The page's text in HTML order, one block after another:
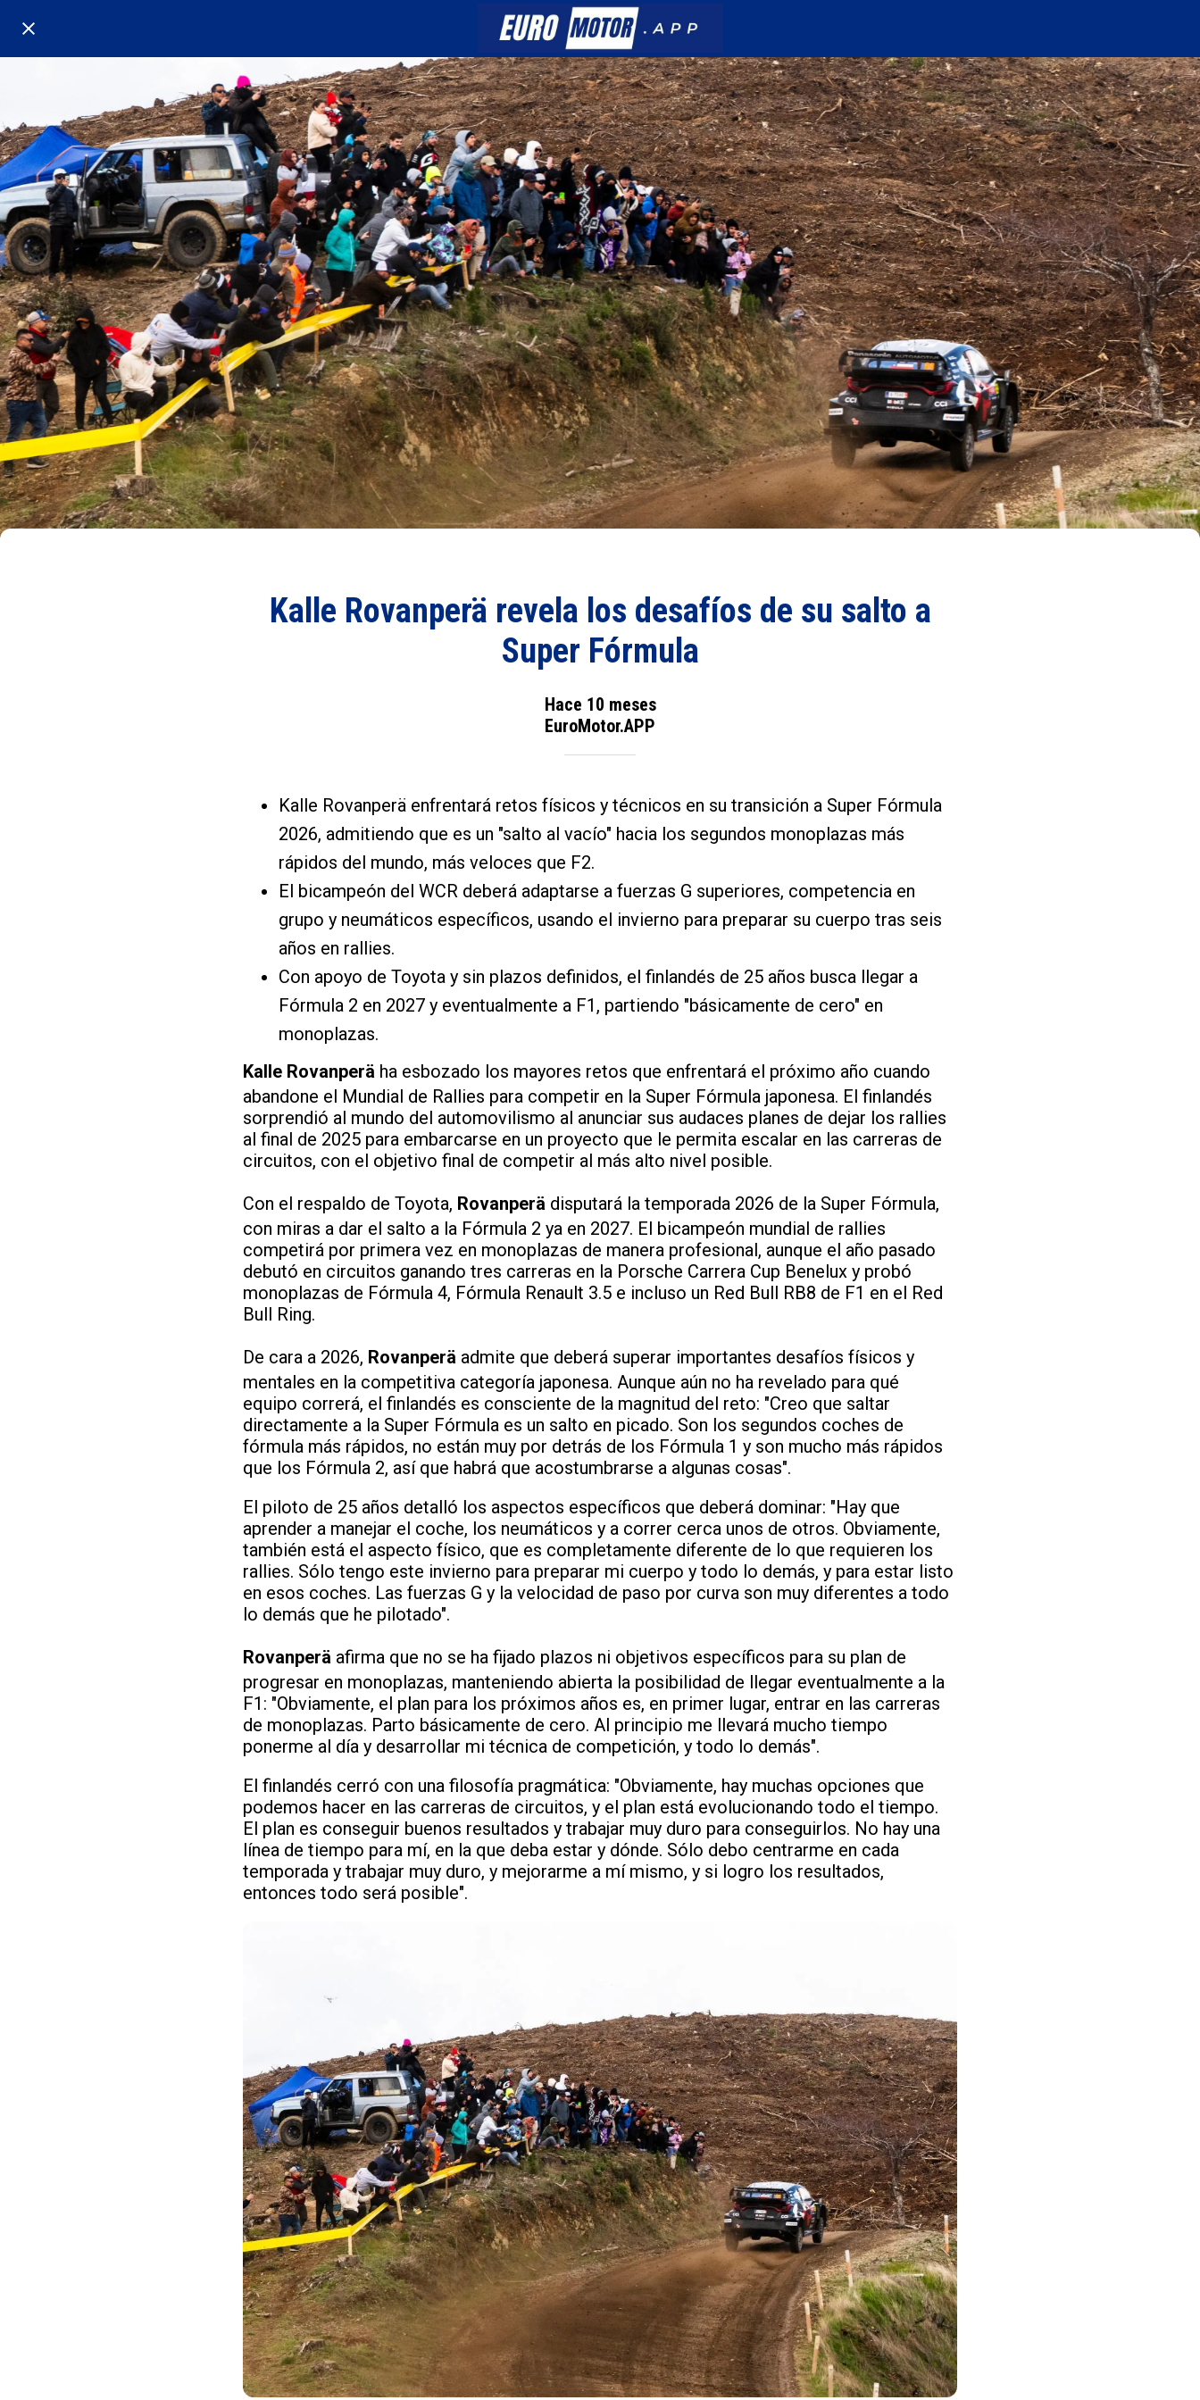
Kalle Rovanperä revela los desafíos de su salto a
Super Fórmula
Hace 10 meses
EuroMotor.APP
Kalle Rovanperä enfrentará retos físicos y técnicos en su transición a Super Fórmula
2026, admitiendo que es un "salto al vacío" hacia los segundos monoplazas más
rápidos del mundo, más veloces que F2.
El bicampeón del WCR deberá adaptarse a fuerzas G superiores, competencia en
grupo y neumáticos específicos, usando el invierno para preparar su cuerpo tras seis
años en rallies.
Con apoyo de Toyota y sin plazos definidos, el finlandés de 25 años busca llegar a
Fórmula 2 en 2027 y eventualmente a F1, partiendo "básicamente de cero" en
monoplazas.
Kalle Rovanperä ha esbozado los mayores retos que enfrentará el próximo año cuando
abandone el Mundial de Rallies para competir en la Super Fórmula japonesa. El finlandés
sorprendió al mundo del automovilismo al anunciar sus audaces planes de dejar los rallies
al final de 2025 para embarcarse en un proyecto que le permita escalar en las carreras de
circuitos, con el objetivo final de competir al más alto nivel posible.
Con el respaldo de Toyota, Rovanperä disputará la temporada 2026 de la Super Fórmula,
con miras a dar el salto a la Fórmula 2 ya en 2027. El bicampeón mundial de rallies
competirá por primera vez en monoplazas de manera profesional, aunque el año pasado
debutó en circuitos ganando tres carreras en la Porsche Carrera Cup Benelux y probó
monoplazas de Fórmula 4, Fórmula Renault 3.5 e incluso un Red Bull RB8 de F1 en el Red
Bull Ring.
De cara a 2026, Rovanperä admite que deberá superar importantes desafíos físicos y
mentales en la competitiva categoría japonesa. Aunque aún no ha revelado para qué
equipo correrá, el finlandés es consciente de la magnitud del reto: "Creo que saltar
directamente a la Super Fórmula es un salto en picado. Son los segundos coches de
fórmula más rápidos, no están muy por detrás de los Fórmula 1 y son mucho más rápidos
que los Fórmula 2, así que habrá que acostumbrarse a algunas cosas".
El piloto de 25 años detalló los aspectos específicos que deberá dominar: "Hay que
aprender a manejar el coche, los neumáticos y a correr cerca unos de otros. Obviamente,
también está el aspecto físico, que es completamente diferente de lo que requieren los
rallies. Sólo tengo este invierno para preparar mi cuerpo y todo lo demás, y para estar listo
en esos coches. Las fuerzas G y la velocidad de paso por curva son muy diferentes a todo
lo demás que he pilotado".
Rovanperä afirma que no se ha fijado plazos ni objetivos específicos para su plan de
progresar en monoplazas, manteniendo abierta la posibilidad de llegar eventualmente a la
F1: "Obviamente, el plan para los próximos años es, en primer lugar, entrar en las carreras
de monoplazas. Parto básicamente de cero. Al principio me llevará mucho tiempo
ponerme al día y desarrollar mi técnica de competición, y todo lo demás".
El finlandés cerró con una filosofía pragmática: "Obviamente, hay muchas opciones que
podemos hacer en las carreras de circuitos, y el plan está evolucionando todo el tiempo.
El plan es conseguir buenos resultados y trabajar muy duro para conseguirlos. No hay una
línea de tiempo para mí, en la que deba estar y dónde. Sólo debo centrarme en cada
temporada y trabajar muy duro, y mejorarme a mí mismo, y si logro los resultados,
entonces todo será posible".